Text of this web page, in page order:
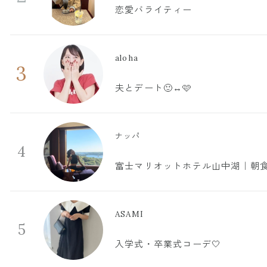
恋愛バライティー
3
aloha
夫とデート🙂‍↔️🩷
4
ナッパ
富士マリオットホテル山中湖｜朝
5
ASAMI
入学式・卒業式コーデ🤍